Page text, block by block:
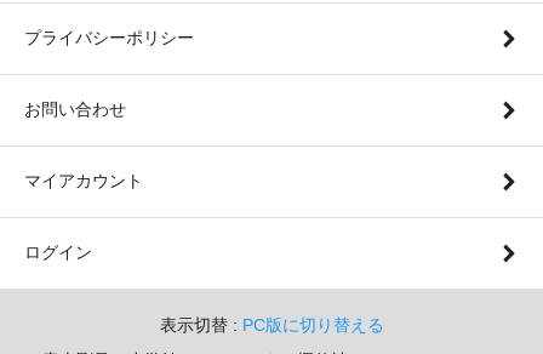
プライバシーポリシー
お問い合わせ
マイアカウント
ログイン
表示切替 : PC版に切り替える